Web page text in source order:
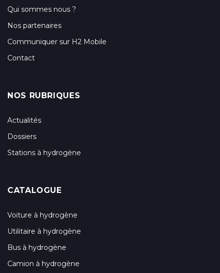
Qui sommes nous ?
Nos partenaires
Communiquer sur H2 Mobile
Contact
NOS RUBRIQUES
Actualités
Dossiers
Stations à hydrogène
CATALOGUE
Voiture à hydrogène
Utilitaire à hydrogène
Bus à hydrogène
Camion à hydrogène